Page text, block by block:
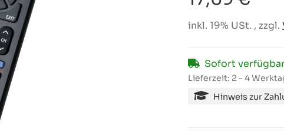
inkl. 19% USt. , zzgl.
Sofort
Lieferzeit: 2 - 4
Hinweis zur